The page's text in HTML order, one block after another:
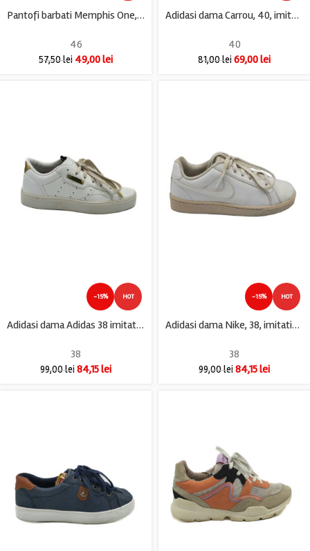
Pantofi barbati Memphis One, 46, imitatie de piele, material textil, negru
46
57,50lei 49,00lei
Adidasi dama Carrou, 40, imitatie de piele, material textil, gri
40
81,00lei69,00lei
-15% HOT
Adidasi dama Adidas 38 imitatie de piele , alb
38
99,00lei84,15lei
-15% HOT
Adidasi dama Nike, 38, imitatie de piele, alb
38
99,00lei84,15lei